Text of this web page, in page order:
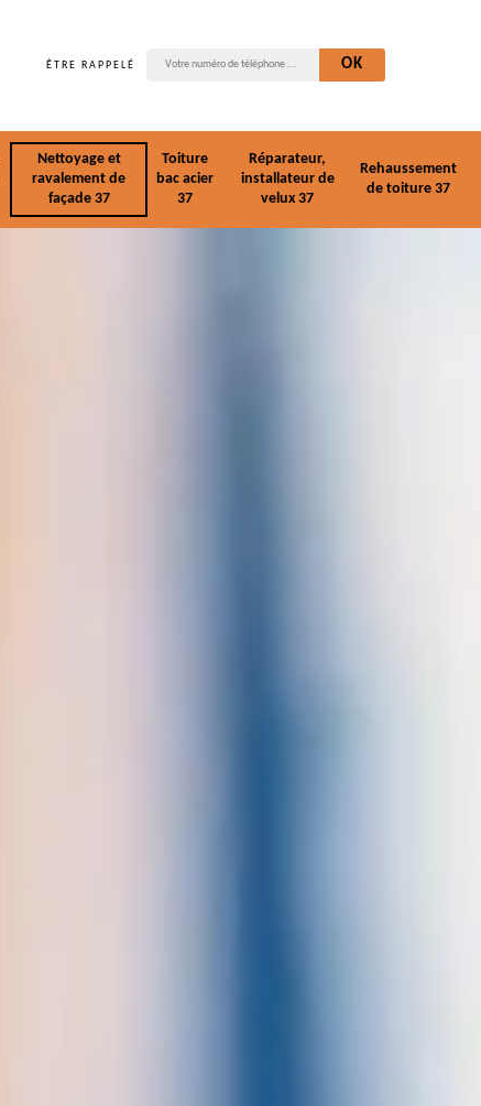
ÊTRE RAPPELÉ
Nettoyage et
ravalement de
façade 37
Toiture
bac acier
37
Réparateur,
installateur de
velux 37
Rehaussement
de toiture 37